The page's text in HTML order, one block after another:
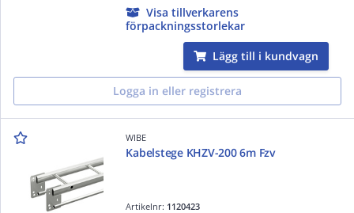
Visa tillverkarens
förpackningsstorlekar
Lägg till i kundvagn
Logga in eller registrera
WIBE
Kabelstege KHZV-200 6m Fzv
Artikelnr: 1120423